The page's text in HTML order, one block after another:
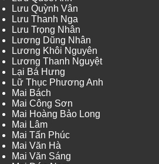
Lưu Quỳnh Vân
Lưu Thanh Nga
Lưu Trọng Nhân
Lương Dũng Nhân
Lương Khôi Nguyên
Lương Thanh Nguyệt
Lại Bá Hưng
Lữ Thục Phương Anh
Mai Bách
Mai Công Sơn
Mai Hoàng Bảo Long
Mai Lâm
Mai Tấn Phúc
Mai Văn Hà
Mai Văn Sáng